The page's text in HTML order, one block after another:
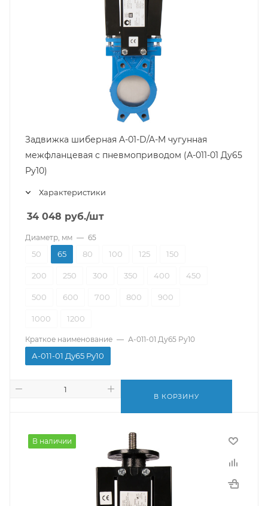
Задвижка шиберная A-01-D/A-M чугунная
межфланцевая с пневмоприводом (А-011-01 Ду65
Ру10)
Характеристики
34 048 руб./шт
Диаметр, мм — 65
50 65 80 100 125 150
200 250 300 350 400 450
500 600 700 800 900
1000 1200
Краткое наименование — А-011-01 Ду65 Ру10
А-011-01 Ду65 Ру10
В КОРЗИНУ
В наличии